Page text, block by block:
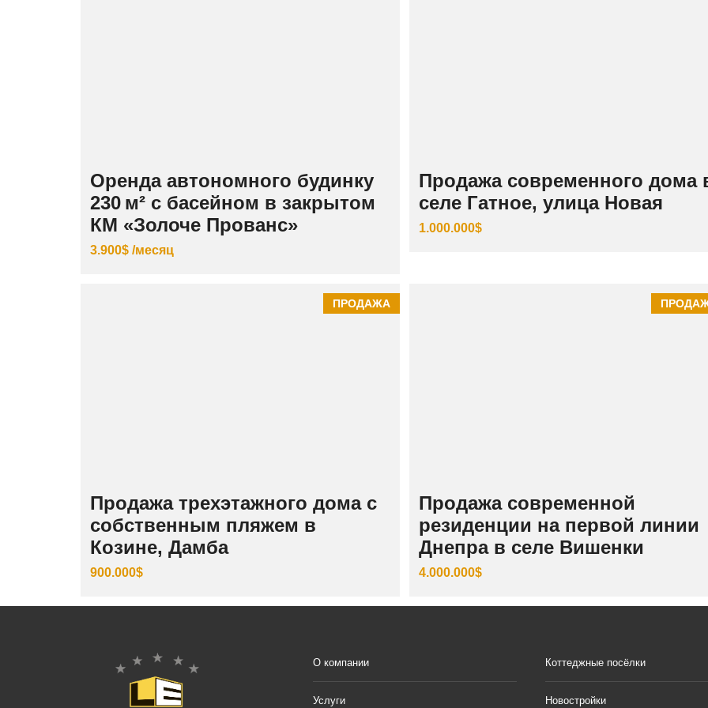
Оренда автономного будинку
230 м² с басейном в закрытом
КМ «Золоче Прованс»
3.900$ /месяц
Продажа современного дома
селе Гатное, улица Новая
1.000.000$
ПРОДАЖА
Продажа трехэтажного дома с
собственным пляжем в
Козине, Дамба
900.000$
Продажа современной
резиденции на первой линии
Днепра в селе Вишенки
4.000.000$
О компании
Услуги
Коттеджные посёлки
Новостройки